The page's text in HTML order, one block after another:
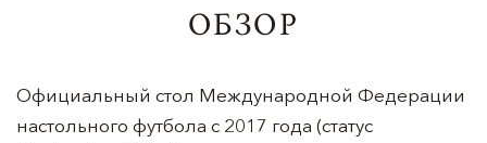
ОБЗОР
Официальный стол Международной Федерации
настольного футбола с 2017 года (статус